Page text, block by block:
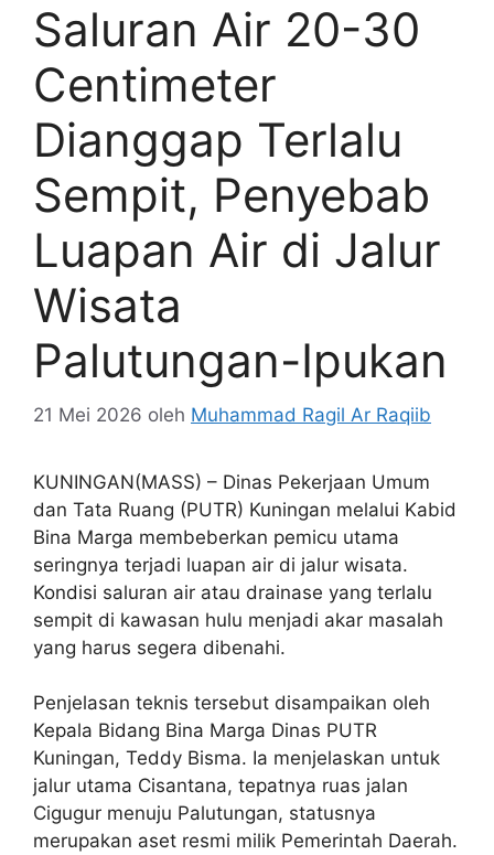
Saluran Air 20-30
Centimeter
Dianggap Terlalu
Sempit, Penyebab
Luapan Air di Jalur
Wisata
Palutungan-Ipukan
21 Mei 2026 oleh Muhammad Ragil Ar Raqiib
KUNINGAN(MASS) – Dinas Pekerjaan Umum
dan Tata Ruang (PUTR) Kuningan melalui Kabid
Bina Marga membeberkan pemicu utama
seringnya terjadi luapan air di jalur wisata.
Kondisi saluran air atau drainase yang terlalu
sempit di kawasan hulu menjadi akar masalah
yang harus segera dibenahi.
Penjelasan teknis tersebut disampaikan oleh
Kepala Bidang Bina Marga Dinas PUTR
Kuningan, Teddy Bisma. Ia menjelaskan untuk
jalur utama Cisantana, tepatnya ruas jalan
Cigugur menuju Palutungan, statusnya
merupakan aset resmi milik Pemerintah Daerah.